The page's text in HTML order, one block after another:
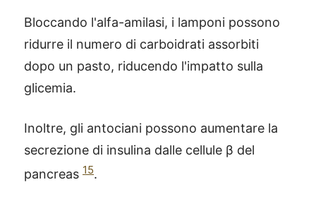
Bloccando l'alfa-amilasi, i lamponi possono
ridurre il numero di carboidrati assorbiti
dopo un pasto, riducendo l'impatto sulla
glicemia.
Inoltre, gli antociani possono aumentare la
secrezione di insulina dalle cellule β del
pancreas 15.